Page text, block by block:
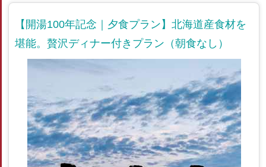
【開湯100年記念｜夕食プラン】北海道産食材を
堪能。贅沢ディナー付きプラン（朝食なし）